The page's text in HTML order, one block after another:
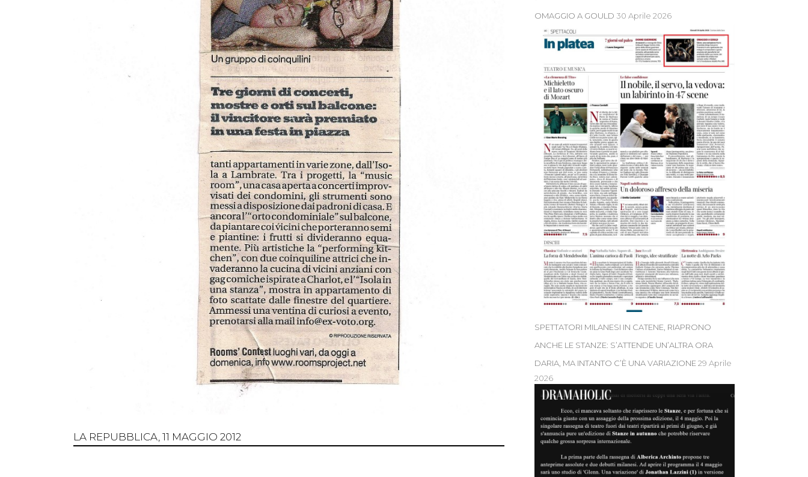
LA REPUBBLICA, 11 MAGGIO 2012
OMAGGIO A GOULD 30 Aprile 2026
SPETTATORI MILANESI IN CATENE, RIAPRONO
ANCHE LE STANZE: S’ATTENDE UN’ALTRA ORA
DARIA, MA INTANTO C’È UNA VARIAZIONE29 Aprile
2026